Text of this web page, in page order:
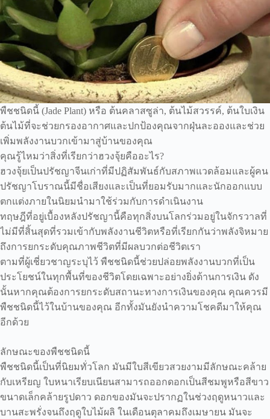
พืชชนิดนี้ (Jade Plant) หรือ ต้นคลาสซูล่า, ต้นไม้สวรรค์, ต้นใบเงิน
ต้นไม้ที่จะช่วยกรองอากาศและปกป้องคุณจากฝุ่นละอองและช่วย
เพิ่มพลังงานบวกเข้ามาสู่บ้านของคุณ
คุณรู้ไหมว่าสิ่งที่เรียกว่าฮวงจุ้ยคืออะไร?
ฮวงจุ้ยเป็นปรัชญาจีนเก่าที่มีปฏิสัมพันธ์กับสภาพแวดล้อมและผู้คน
ปรัชญาโบราณนี้มีชื่อเสียงและเป็นที่ยอมรับมากและนักออกแบบ
ตกแต่งภายในนิยมนำมาใช้ร่วมกับการดำเนินงาน
ทฤษฎีที่อยู่เบื้องหลังปรัชญานี้คือทุกสิ่งบนโลกร่วมอยู่ในจักรวาลที่
ไม่มีที่สิ้นสุดที่รวมเข้ากับพลังงานชีวิตหรือที่เรียกกันว่าพลังจิหมาย
ถึงการยกระดับคุณภาพชีวิตที่มีผลบวกต่อชีวิตเรา
ตามที่ผู้เชี่ยวชาญระบุไว้ พืชชนิดนี้ช่วยปล่อยพลังงานบวกที่เป็น
ประโยชน์ในทุกพื้นที่ของชีวิตโดยเฉพาะอย่างยิ่งด้านการเงิน ดัง
นั้นหากคุณต้องการยกระดับสถานะทางการเงินของคุณ คุณควรมี
พืชชนิดนี้ไว้ในบ้านของคุณ อีกทั้งมันยังนำความโชคดีมาให้คุณ
อีกด้วย
ลักษณะของพืชชนิดนี้
พืชชนิดนี้เป็นที่นิยมทั่วโลก มันมีใบสีเขียวสวยงามมีลักษณะคล้าย
กับเหรียญ ใบหนาเรียบเนียนสามารถออกดอกเป็นสีชมพูหรือสีขาว
ขนาดเล็กคล้ายรูปดาว ดอกของมันจะปรากฏในช่วงฤดูหนาวและ
บานสะพรั่งจนถึงฤดูใบไม้ผลิ ในเดือนตุลาคมถึงเมษายน มันจะ